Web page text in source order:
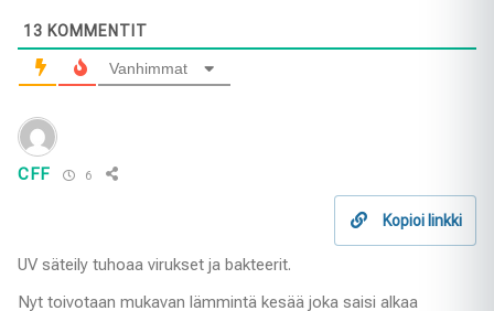
13 KOMMENTIT
Vanhimmat
CFF 6
Kopioi linkki
UV säteily tuhoaa virukset ja bakteerit.
Nyt toivotaan mukavan lämmintä kesää joka saisi alkaa